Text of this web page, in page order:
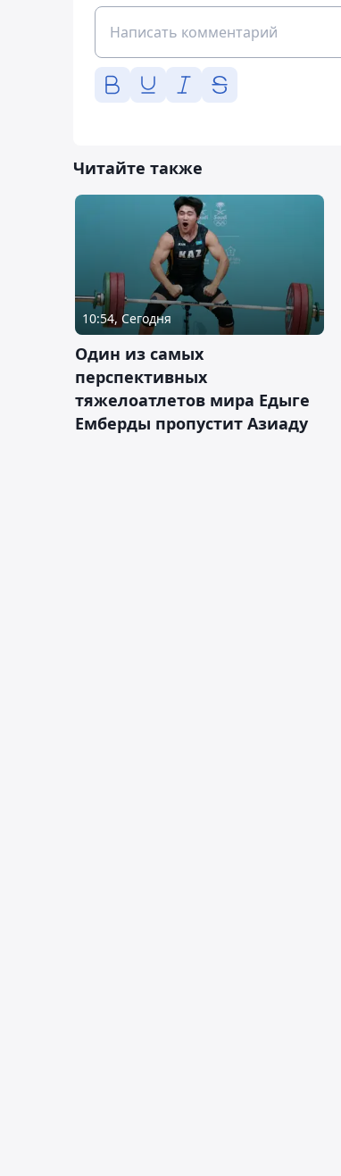
Читайте также
10:54, Сегодня
Один из самых
перспективных
тяжелоатлетов мира Едыге
Емберды пропустит Азиаду